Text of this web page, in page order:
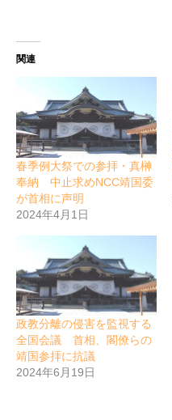
関連
春季例大祭での参拝・真榊
奉納 中止求めNCC靖国委
が首相に声明
2024年4月1日
政教分離の侵害を監視する
全国会議 首相、閣僚らの
靖国参拝に抗議
2024年6月19日